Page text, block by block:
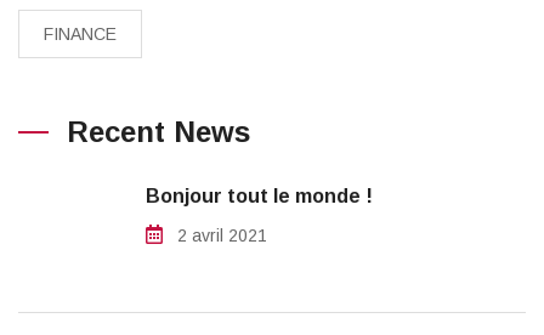
FINANCE
Recent News
Bonjour tout le monde !
2 avril 2021